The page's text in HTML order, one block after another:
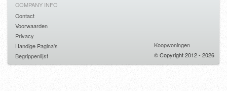
COMPANY INFO
Contact
Voorwaarden
Privacy
Handige Pagina's
Begrippenlijst
Koopwoningen
© Copyright 2012 - 2026